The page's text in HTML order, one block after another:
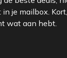
je mailbox.
wat aan hebt.